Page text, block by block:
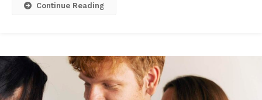
Continue Reading